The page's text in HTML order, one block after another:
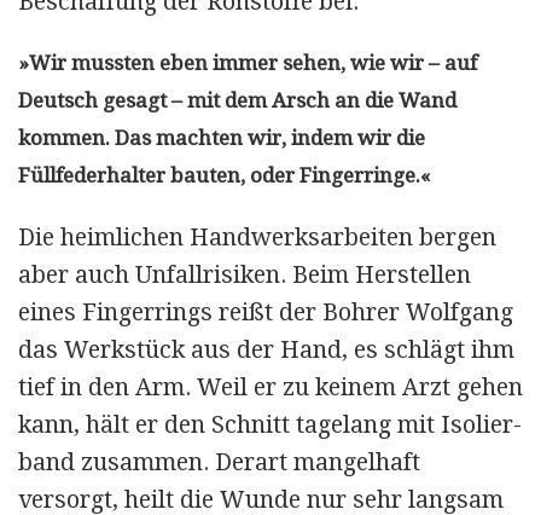
»Wir mussten eben immer sehen, wie wir – auf
Deutsch gesagt – mit dem Arsch an die Wand
kommen. Das machten wir, indem wir die
Füllfederhalter bauten, oder Fingerringe.«
Die heimlichen Handwerksarbeiten bergen
aber auch Unfallrisiken. Beim Herstellen
eines Fingerrings reißt der Bohrer Wolfgang
das Werkstück aus der Hand, es schlägt ihm
tief in den Arm. Weil er zu keinem Arzt gehen
kann, hält er den Schnitt tagelang mit Isolier­
band zusammen. Derart mangelhaft
versorgt, heilt die Wunde nur sehr langsam